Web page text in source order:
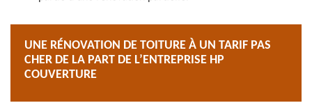
UNE RÉNOVATION DE TOITURE À UN TARIF PAS
CHER DE LA PART DE L’ENTREPRISE HP
COUVERTURE